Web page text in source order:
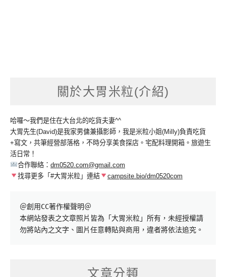
關於大胃米粒(介紹)
哈囉～我們是住在大台北的吃貨夫妻^^
大胃先生(David)是我家男傭兼攝影師，我是米粒小姐(Milly)負責吃貨
+寫文，共筆經營部落格，不時分享美食探店。宅配料理開箱。旅遊生
活日常！
合作聯絡： dm0520.com@gmail.com
找尋更多「#大胃米粒」連結
campsite.bio/dm0520com
＠創用CC著作權聲明＠
本網站發表之文章照片皆為「大胃米粒」所有，未經授權請
勿將站內之文字、圖片任意轉貼與商用，違者將依法追究。
文章分類